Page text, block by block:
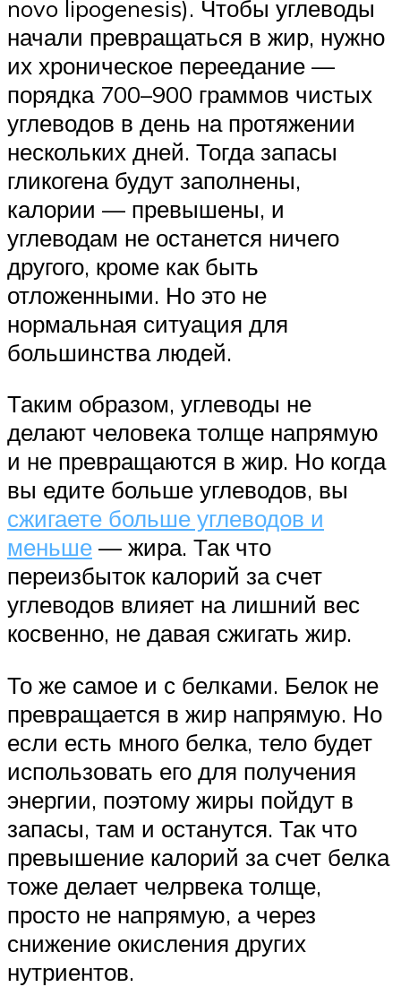
novo lipogenesis). Чтобы углеводы
начали превращаться в жир, нужно
их хроническое переедание —
порядка 700–900 граммов чистых
углеводов в день на протяжении
нескольких дней. Тогда запасы
гликогена будут заполнены,
калории — превышены, и
углеводам не останется ничего
другого, кроме как быть
отложенными. Но это не
нормальная ситуация для
большинства людей.
Таким образом, углеводы не
делают человека толще напрямую
и не превращаются в жир. Но когда
вы едите больше углеводов, вы
сжигаете больше углеводов и
меньше — жира. Так что
переизбыток калорий за счет
углеводов влияет на лишний вес
косвенно, не давая сжигать жир.
То же самое и с белками. Белок не
превращается в жир напрямую. Но
если есть много белка, тело будет
использовать его для получения
энергии, поэтому жиры пойдут в
запасы, там и останутся. Так что
превышение калорий за счет белка
тоже делает челрвека толще,
просто не напрямую, а через
снижение окисления других
нутриентов.